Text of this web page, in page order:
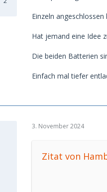
Einzeln
Hat jemand eine Idee
Die beiden Batterien
Einfach mal tiefer
3. November 2024
Zitat von